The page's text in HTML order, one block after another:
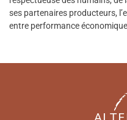
ses partenaires producteurs,
entre performance